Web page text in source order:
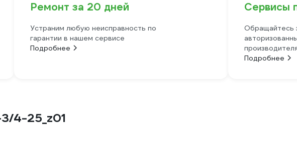
Ремонт за 20 дней
Устраним любую неисправность по
гарантии в нашем сервисе
Подробнее
Сервисы
Обращайтесь
Подробнее
4-25_z01